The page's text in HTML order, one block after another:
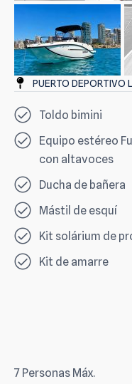
PUERTO DEPORTIVO
Toldo bimini
Equipo estéreo
con altavoces
Ducha de bañera
Mástil de esquí
Kit solárium de
Kit de amarre
7 Personas Máx.